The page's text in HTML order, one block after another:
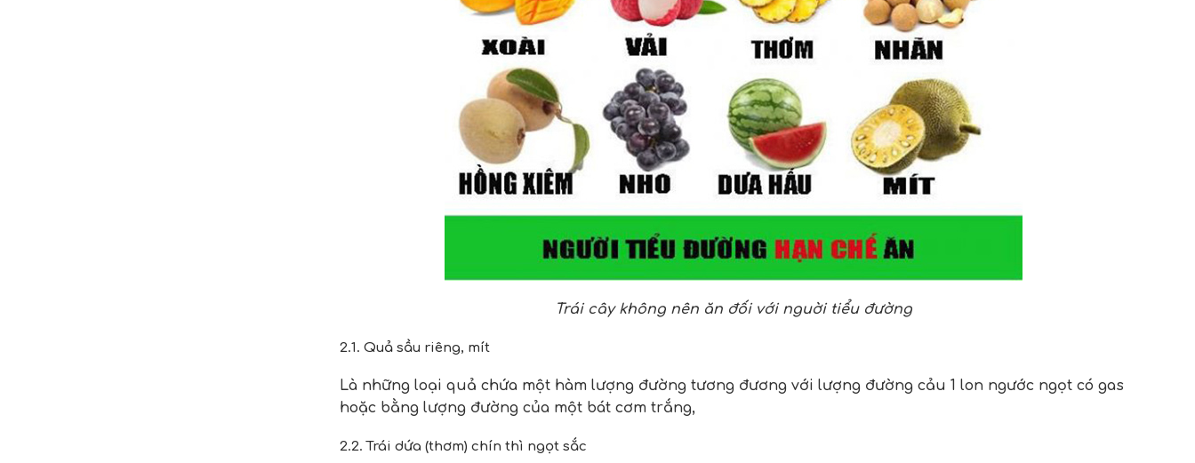
Trái cây không nên ăn đối với nguời tiểu đường
2.1. Quả sầu riêng, mít
Là những loại quả chứa một hàm lượng đường tương đương với lượng đường cảu 1 lon ngước ngọt có gas
hoặc bằng lượng đường của một bát cơm trắng,
2.2. Trái dứa (thơm) chín thì ngọt sắc